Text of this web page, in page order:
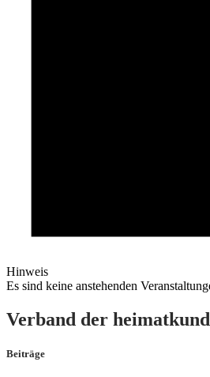
Hinweis
Es sind keine anstehenden
Verband der
Beiträge